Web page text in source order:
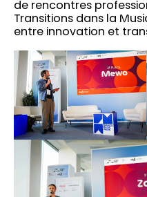
de rencontres
Transitions dans la
entre innovation et